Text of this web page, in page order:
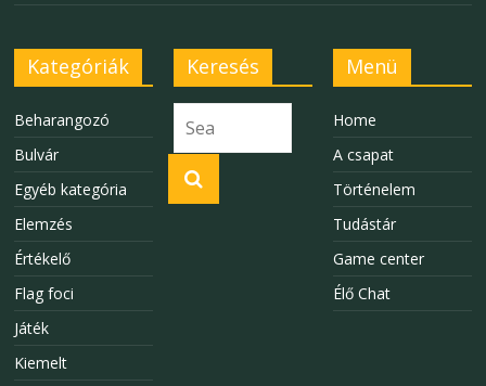
Kategóriák
Beharangozó
Bulvár
Egyéb kategória
Elemzés
Értékelő
Flag foci
Játék
Kiemelt
Keresés Menü
Home
A csapat
Történelem
Tudástár
Game center
Élő Chat